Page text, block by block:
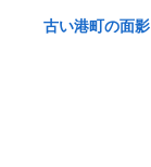
古い港町の面